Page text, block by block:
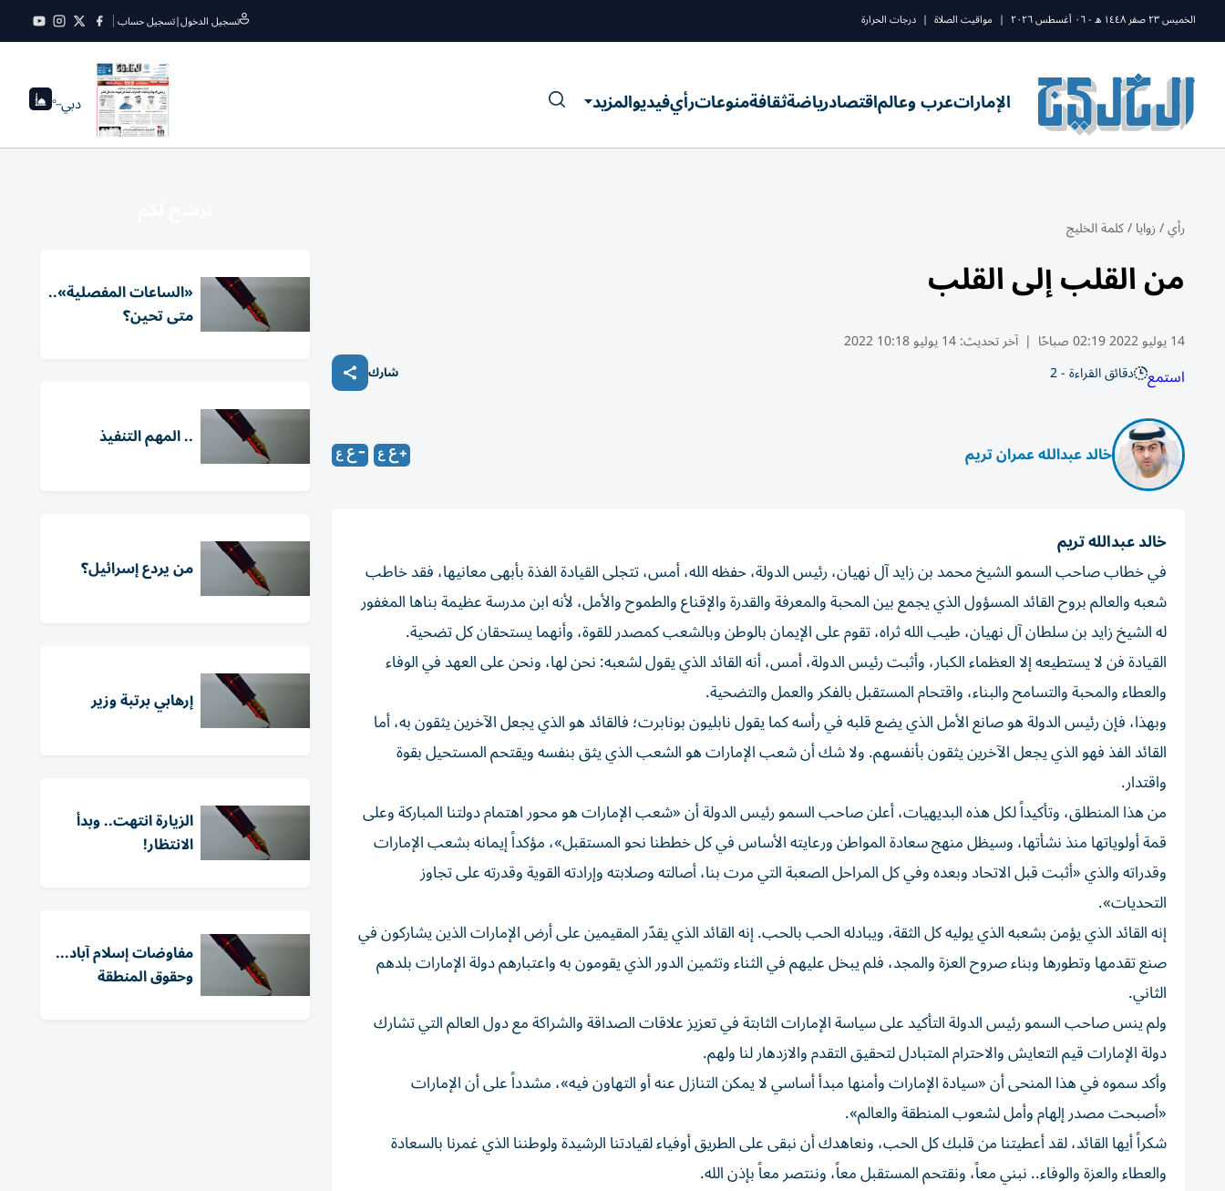
الخميس ٢٣ صفر ١٤٤٨ ه - ٠٦ أغسطس ٢٠٢٦ | مواقيت الصلاة | درجات الحرارة تسجيل الدخول|تسجيل حساب
الإماراتعرب وعالماقتصادرياضةثقافةمنوعاترأيفيديوالمزيد دبي--°
رأي/زوايا/كلمة الخليج
من القلب إلى القلب
14 يوليو 2022 02:19 صباحًا | آخر تحديث:14 يوليو 10:18 2022
استمع دقائق القراءة - 2 شارك
خالد عبدالله عمران تريم
خالد عبدالله تريم
في خطاب صاحب السمو الشيخ محمد بن زايد آل نهيان، رئيس الدولة، حفظه الله، أمس، تتجلى القيادة الفذة بأبهى معانيها، فقد خاطب
شعبه والعالم بروح القائد المسؤول الذي يجمع بين المحبة والمعرفة والقدرة والإقناع والطموح والأمل، لأنه ابن مدرسة عظيمة بناها المغفور
له الشيخ زايد بن سلطان آل نهيان، طيب الله ثراه، تقوم على الإيمان بالوطن وبالشعب كمصدر للقوة، وأنهما يستحقان كل تضحية.
القيادة فن لا يستطيعه إلا العظماء الكبار، وأثبت رئيس الدولة، أمس، أنه القائد الذي يقول لشعبه: نحن لها، ونحن على العهد في الوفاء
والعطاء والمحبة والتسامح والبناء، واقتحام المستقبل بالفكر والعمل والتضحية.
وبهذا، فإن رئيس الدولة هو صانع الأمل الذي يضع قلبه في رأسه كما يقول نابليون بونابرت؛ فالقائد هو الذي يجعل الآخرين يثقون به، أما
القائد الفذ فهو الذي يجعل الآخرين يثقون بأنفسهم. ولا شك أن شعب الإمارات هو الشعب الذي يثق بنفسه ويقتحم المستحيل بقوة
واقتدار.
من هذا المنطلق، وتأكيداً لكل هذه البديهيات، أعلن صاحب السمو رئيس الدولة أن «شعب الإمارات هو محور اهتمام دولتنا المباركة وعلى
قمة أولوياتها منذ نشأتها، وسيظل منهج سعادة المواطن ورعايته الأساس في كل خططنا نحو المستقبل»، مؤكداً إيمانه بشعب الإمارات
وقدراته والذي «أثبت قبل الاتحاد وبعده وفي كل المراحل الصعبة التي مرت بنا، أصالته وصلابته وإرادته القوية وقدرته على تجاوز
التحديات».
إنه القائد الذي يؤمن بشعبه الذي يوليه كل الثقة، ويبادله الحب بالحب. إنه القائد الذي يقدّر المقيمين على أرض الإمارات الذين يشاركون في
صنع تقدمها وتطورها وبناء صروح العزة والمجد، فلم يبخل عليهم في الثناء وتثمين الدور الذي يقومون به واعتبارهم دولة الإمارات بلدهم
الثاني.
ولم ينس صاحب السمو رئيس الدولة التأكيد على سياسة الإمارات الثابتة في تعزيز علاقات الصداقة والشراكة مع دول العالم التي تشارك
دولة الإمارات قيم التعايش والاحترام المتبادل لتحقيق التقدم والازدهار لنا ولهم.
وأكد سموه في هذا المنحى أن «سيادة الإمارات وأمنها مبدأ أساسي لا يمكن التنازل عنه أو التهاون فيه»، مشدداً على أن الإمارات
«أصبحت مصدر إلهام وأمل لشعوب المنطقة والعالم».
شكراً أيها القائد، لقد أعطيتنا من قلبك كل الحب، ونعاهدك أن نبقى على الطريق أوفياء لقيادتنا الرشيدة ولوطننا الذي غمرنا بالسعادة
والعطاء والعزة والوفاء.. نبني معاً، ونقتحم المستقبل معاً، وننتصر معاً بإذن الله.
«الساعات المفصلية»..
متى تحين؟
.. المهم التنفيذ
من يردع إسرائيل؟
إرهابي برتبة وزير
الزيارة انتهت.. وبدأ
الانتظار!
مفاوضات إسلام آباد...
وحقوق المنطقة